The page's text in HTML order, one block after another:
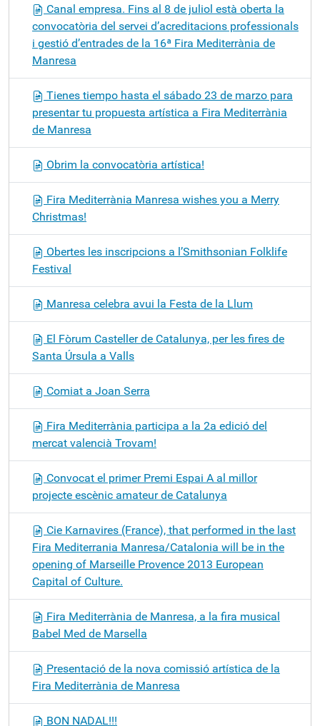
Canal empresa. Fins al 8 de juliol està oberta la
convocatòria del servei d’acreditacions professionals
i gestió d’entrades de la 16ª Fira Mediterrània de
Manresa
Tienes tiempo hasta el sábado 23 de marzo para
presentar tu propuesta artística a Fira Mediterrània
de Manresa
Obrim la convocatòria artística!
Fira Mediterrània Manresa wishes you a Merry
Christmas!
Obertes les inscripcions a l’Smithsonian Folklife
Festival
Manresa celebra avui la Festa de la Llum
El Fòrum Casteller de Catalunya, per les fires de
Santa Úrsula a Valls
Comiat a Joan Serra
Fira Mediterrània participa a la 2a edició del
mercat valencià Trovam!
Convocat el primer Premi Espai A al millor
projecte escènic amateur de Catalunya
Cie Karnavires (France), that performed in the last
Fira Mediterrania Manresa/Catalonia will be in the
opening of Marseille Provence 2013 European
Capital of Culture.
Fira Mediterrània de Manresa, a la fira musical
Babel Med de Marsella
Presentació de la nova comissió artística de la
Fira Mediterrània de Manresa
BON NADAL!!!